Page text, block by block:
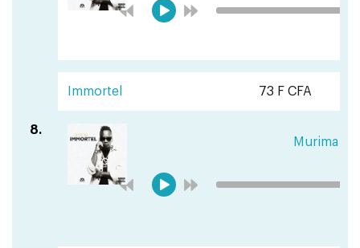
Immortel 73 F CFA
8.
Murima